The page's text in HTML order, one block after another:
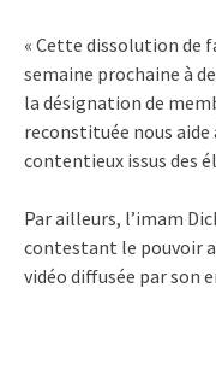
« Cette dissolution de
semaine prochaine à
la désignation de
reconstituée nous
contentieux issus des
Par ailleurs, l’imam
contestant le pouvoir
vidéo diffusée par son